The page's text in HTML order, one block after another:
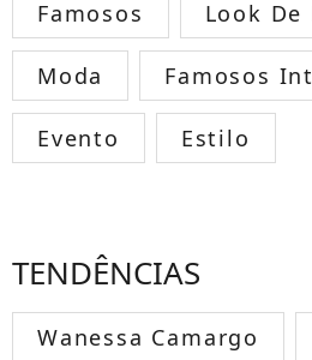
Famosos Look De
Moda Famosos
Evento Estilo
TENDÊNCIAS
Wanessa Camargo